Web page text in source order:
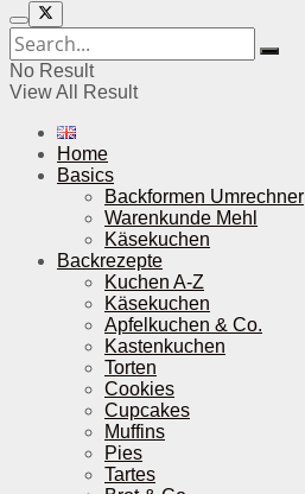
No Result
View All Result
Home
Basics
Backformen Umrechner
Warenkunde Mehl
Käsekuchen
Backrezepte
Kuchen A-Z
Käsekuchen
Apfelkuchen & Co.
Kastenkuchen
Torten
Cookies
Cupcakes
Muffins
Pies
Tartes